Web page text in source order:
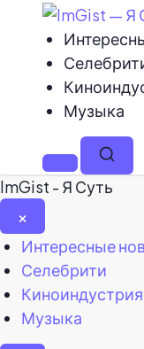
Музыка
Меню
ImGist - Я Суть
×
Закрыть
меню
Интересные
Селебрити
Киноиндустрия
Музыка